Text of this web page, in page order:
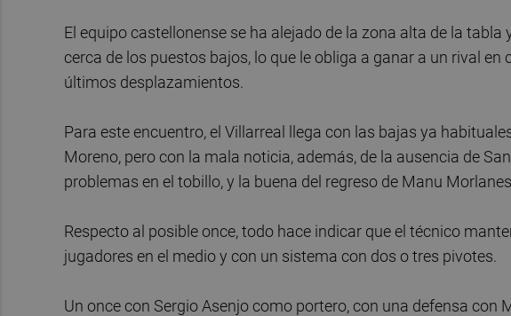
El equipo castellonense se ha alejado de la zona alta de la tabla
cerca de los puestos bajos, lo que le obliga a ganar a un rival
últimos desplazamientos.
Para este encuentro, el Villarreal llega con las bajas ya
Moreno, pero con la mala noticia, además, de la ausencia de
problemas en el tobillo, y la buena del regreso de Manu
Respecto al posible once, todo hace indicar que el técnico
jugadores en el medio y con un sistema con dos o tres pivotes.
Un once con Sergio Asenjo como portero, con una defensa con